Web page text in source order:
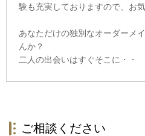
験も充実しておりますので、お
あなただけの独別なオーダーメ
んか？
二人の出会いはすぐそこに・・
ご相談ください